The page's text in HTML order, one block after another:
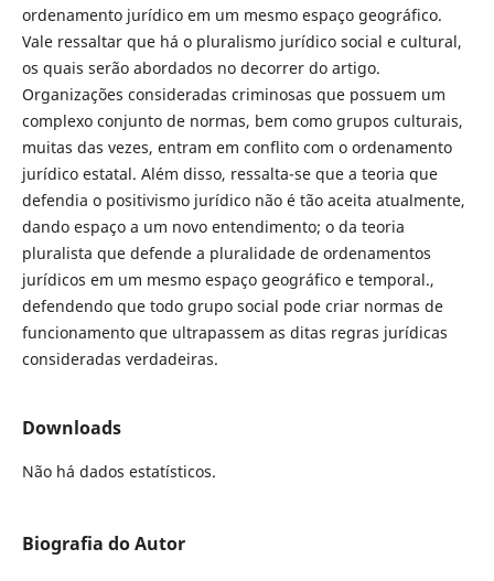
ordenamento jurídico em um mesmo espaço geográfico.
Vale ressaltar que há o pluralismo jurídico social e cultural,
os quais serão abordados no decorrer do artigo.
Organizações consideradas criminosas que possuem um
complexo conjunto de normas, bem como grupos culturais,
muitas das vezes, entram em conflito com o ordenamento
jurídico estatal. Além disso, ressalta-se que a teoria que
defendia o positivismo jurídico não é tão aceita atualmente,
dando espaço a um novo entendimento; o da teoria
pluralista que defende a pluralidade de ordenamentos
jurídicos em um mesmo espaço geográfico e temporal.,
defendendo que todo grupo social pode criar normas de
funcionamento que ultrapassem as ditas regras jurídicas
consideradas verdadeiras.
Downloads
Não há dados estatísticos.
Biografia do Autor